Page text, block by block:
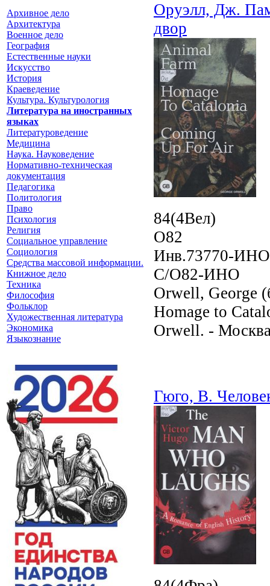
Архивное дело
Архитектура
Военное дело
География
Естественные науки
Искусство
История
Краеведение
Культура. Культурология
Литература на иностранных
языках
Литературоведение
Медицина
Наука. Науковедение
Нормативно-техническая
документация
Педагогика
Политология
Право
Психология
Религия
Социальное управление
Социология
Средства массовой информации.
Книжное дело
Техника
Философия
Фольклор
Художественная литература
Экономика
Языкознание
Оруэлл, Дж.
двор
84(4Вел)
O82
Инв.73770-ИНО
С/O82-ИНО
Orwell, George
Homage to
Orwell. -
Гюго, В.